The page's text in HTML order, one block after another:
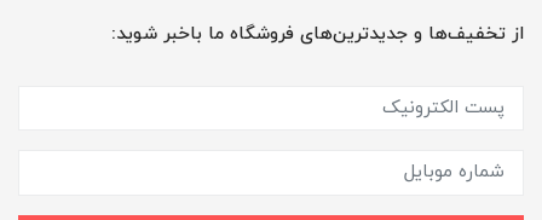
از تخفیف‌ها و جدیدترین‌های فروشگاه ما باخبر شوید: